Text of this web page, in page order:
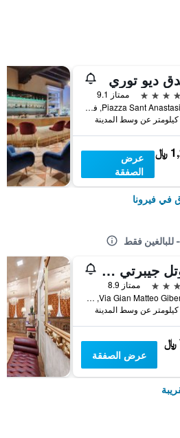
ديو توري
ممتاز 9.1
Piazza Sant Anastasia 4, فيرونا, فينيتو, إيطاليا
﷼
عرض
الصفقة
في فيرونا
فقط
هوتل جيبرتي آند سبا
ممتاز 8.9
Via Gian Matteo Giberti 7, فيرونا, فينيتو, إيطاليا
عرض الصفقة